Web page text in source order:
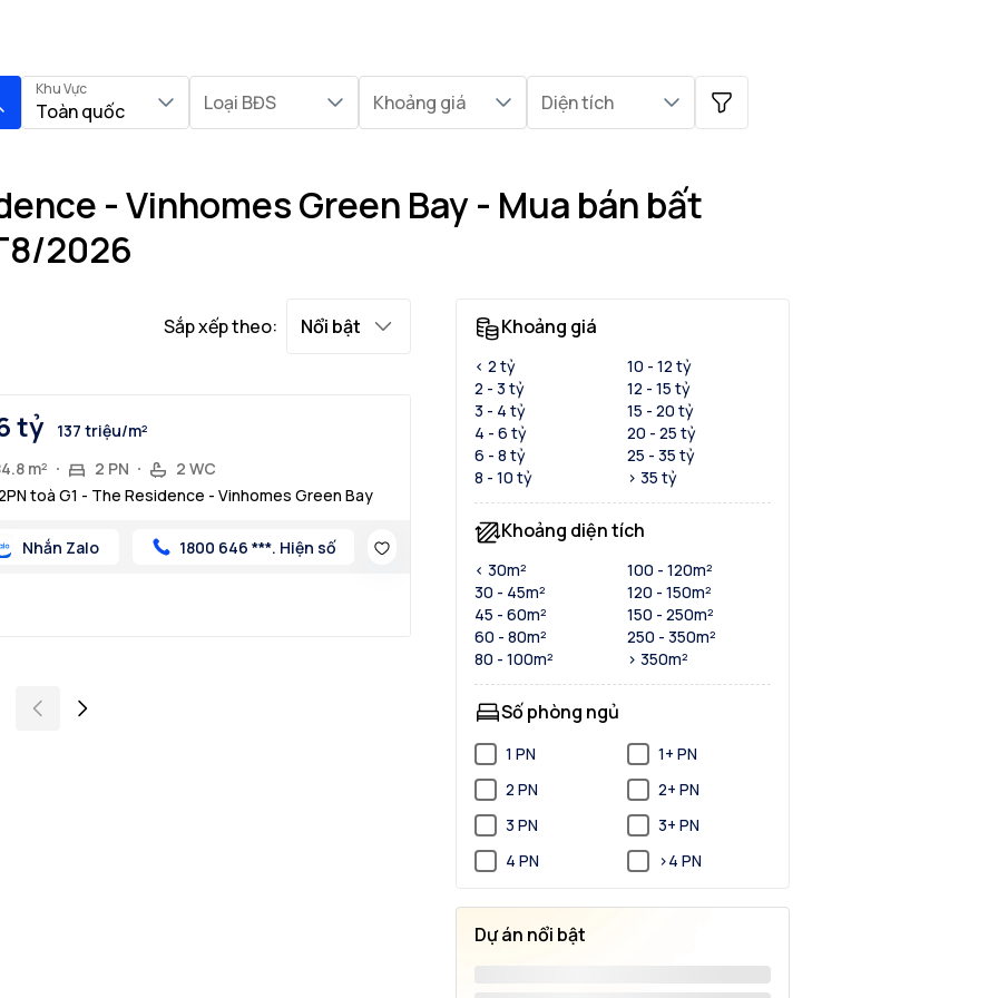
Khu Vực
Toàn quốc Loại BĐS Khoảng giá Diện tích
- Vinhomes Green Bay - Mua bán bất
2026
Sắp xếp theo: Nổi bật
tỷ
137 triệu/m²
m²
2 PN
2 WC
toà G1 - The Residence - Vinhomes Green Bay
Nhắn Zalo 1800 646 ***. Hiện số
Khoảng giá
< 2 tỷ
2 - 3 tỷ
3 - 4 tỷ
4 - 6 tỷ
6 - 8 tỷ
8 - 10 tỷ
10 - 12 tỷ
12 - 15 tỷ
15 - 20 tỷ
20 - 25 tỷ
25 - 35 tỷ
> 35 tỷ
Khoảng diện tích
< 30m²
30 - 45m²
45 - 60m²
60 - 80m²
80 - 100m²
100 - 120m²
120 - 150m²
150 - 250m²
250 - 350m²
> 350m²
Số phòng ngủ
1 PN
1+ PN
2 PN
2+ PN
3 PN
3+ PN
4 PN
>4 PN
Dự án nổi bật